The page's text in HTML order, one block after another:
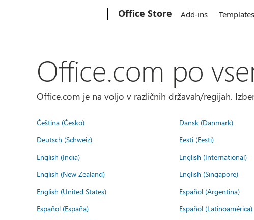
Office Store Add-ins Templates
Office.com po
Office.com je na voljo v različnih državah/regijah.
Čeština (Česko) Dansk (Danmark)
Deutsch (Schweiz)
Eesti (Eesti)
English (India)
English (International)
English (New Zealand)
English (Singapore)
English (United States)
Español (Argentina)
Español (España)
Español (Latinoamérica)